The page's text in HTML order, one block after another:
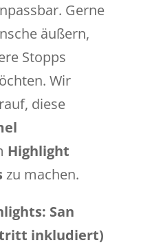
Gerne
äußern,
Stopps
Wir
diese
Highlight
zu machen.
San
inkludiert)